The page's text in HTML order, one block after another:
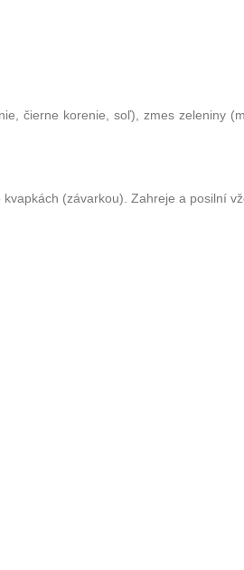
čierne korenie, soľ), zmes zeleniny
(závarkou). Zahreje a posilní